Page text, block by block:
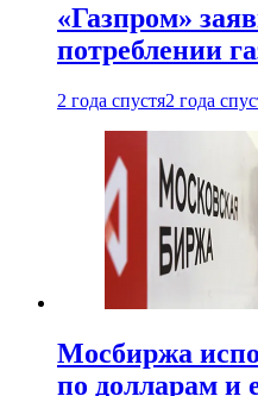
«Газпром»
потреблении
2 года спустя2 года
Мосбиржа
по долларам и